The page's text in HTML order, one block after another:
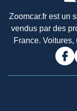
Zoomcar.fr est un
vendus par des
France.